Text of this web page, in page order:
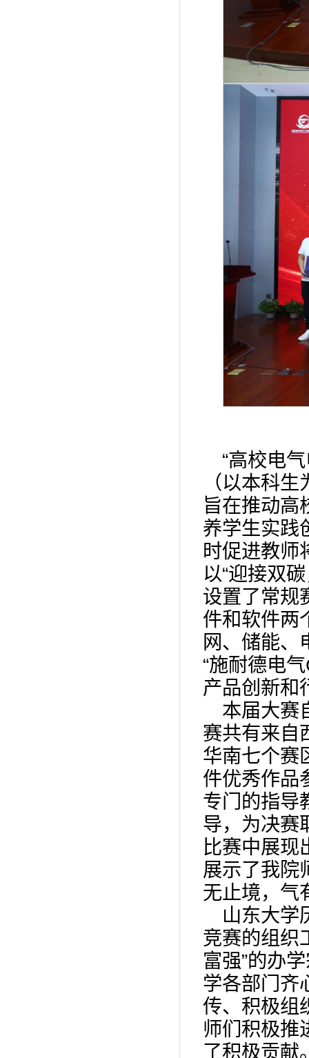
“高校电
（以本科
旨在推动高
养学生实践
时促进教师
以“迎接双
设置了常规
件和软件两
网、储能、
“施耐德电
产品创新和
本届大赛
赛共有来自
华南七个赛
件优秀作品
专门的指导
导，为决赛
比赛中展现
展示了我院
无止境，气
山东大学
竞赛的组织
富强”的办
学各部门齐
传、积极组
师们积极推
了积极贡献